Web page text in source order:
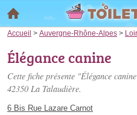
Accueil > Auvergne-Rhône-Alpes >
Élégance canine
Cette fiche présente "Élégance
42350 La Talaudière.
6 Bis Rue Lazare Carnot